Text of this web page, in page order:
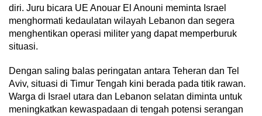
diri. Juru bicara UE Anouar El Anouni meminta Israel
menghormati kedaulatan wilayah Lebanon dan segera
menghentikan operasi militer yang dapat memperburuk
situasi.
Dengan saling balas peringatan antara Teheran dan Tel
Aviv, situasi di Timur Tengah kini berada pada titik rawan.
Warga di Israel utara dan Lebanon selatan diminta untuk
meningkatkan kewaspadaan di tengah potensi serangan